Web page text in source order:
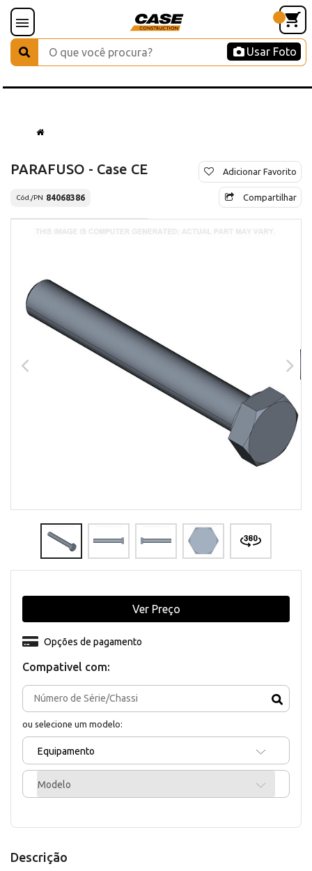
Usar Foto
PARAFUSO - Case CE
Cód./PN 84068386
Adicionar Favorito
Compartilhar
Compativel com:
ou selecione um modelo:
Equipamento
Modelo
Opções de pagamento
Ver Preço
Descrição